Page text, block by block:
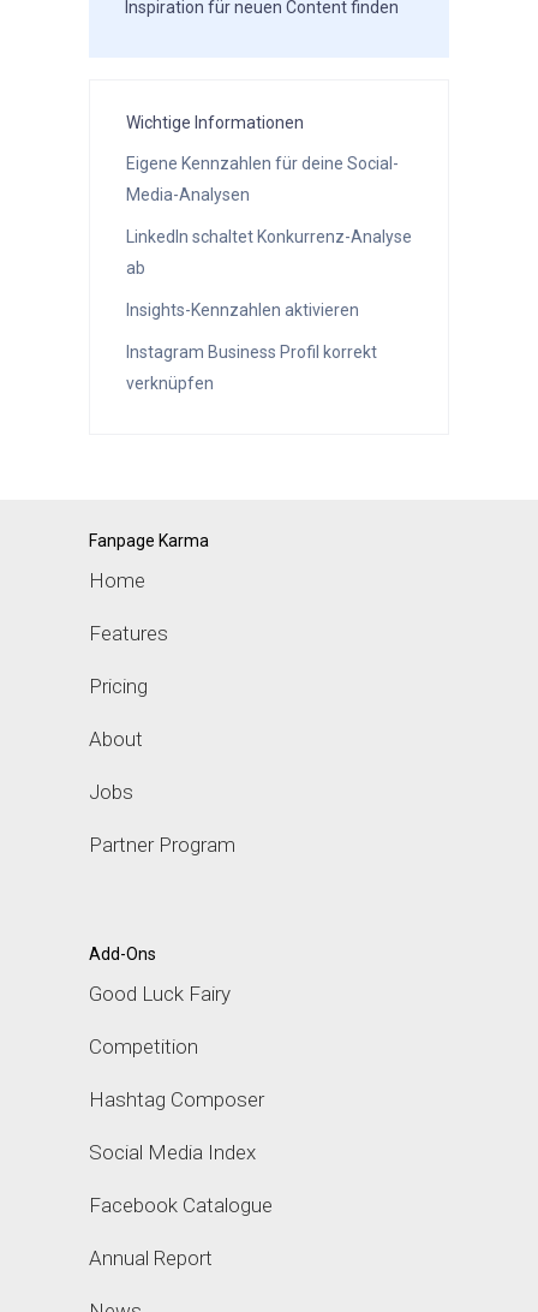
Inspiration für neuen Content finden
Wichtige Informationen
Eigene Kennzahlen für deine Social-
Media-Analysen
LinkedIn schaltet Konkurrenz-Analyse
ab
Insights-Kennzahlen aktivieren
Instagram Business Profil korrekt
verknüpfen
Fanpage Karma
Home
Features
Pricing
About
Jobs
Partner Program
Add-Ons
Good Luck Fairy
Competition
Hashtag Composer
Social Media Index
Facebook Catalogue
Annual Report